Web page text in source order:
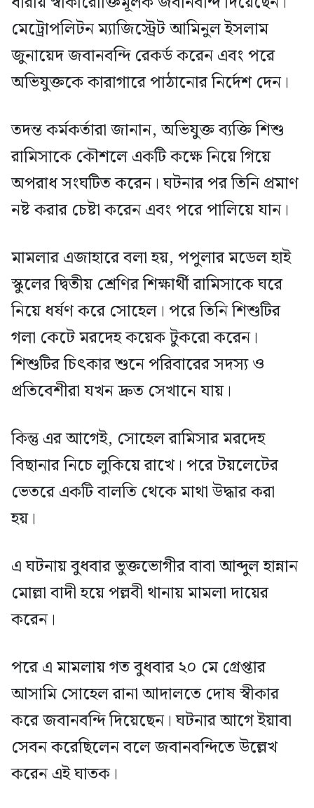
মেট্রোপলিটন ম্যাজিস্ট্রেট আমিনুল ইসলাম
জুনায়েদ জবানবন্দি রেকর্ড করেন এবং পরে
অভিযুক্তকে কারাগারে পাঠানোর নির্দেশ দেন।
তদন্ত কর্মকর্তারা জানান, অভিযুক্ত ব্যক্তি শিশু
রামিসাকে কৌশলে একটি কক্ষে নিয়ে গিয়ে
অপরাধ সংঘটিত করেন। ঘটনার পর তিনি প্রমাণ
নষ্ট করার চেষ্টা করেন এবং পরে পালিয়ে যান।
মামলার এজাহারে বলা হয়, পপুলার মডেল হাই
স্কুলের দ্বিতীয় শ্রেণির শিক্ষার্থী রামিসাকে ঘরে
নিয়ে ধর্ষণ করে সোহেল। পরে তিনি শিশুটির
গলা কেটে মরদেহ কয়েক টুকরো করেন।
শিশুটির চিৎকার শুনে পরিবারের সদস্য ও
প্রতিবেশীরা যখন দ্রুত সেখানে যায়।
কিন্তু এর আগেই, সোহেল রামিসার মরদেহ
বিছানার নিচে লুকিয়ে রাখে। পরে টয়লেটের
ভেতরে একটি বালতি থেকে মাথা উদ্ধার করা
হয়।
এ ঘটনায় বুধবার ভুক্তভোগীর বাবা আব্দুল হান্নান
মোল্লা বাদী হয়ে পল্লবী থানায় মামলা দায়ের
করেন।
পরে এ মামলায় গত বুধবার ২০ মে গ্রেপ্তার
আসামি সোহেল রানা আদালতে দোষ স্বীকার
করে জবানবন্দি দিয়েছেন। ঘটনার আগে ইয়াবা
সেবন করেছিলেন বলে জবানবন্দিতে উল্লেখ
করেন এই ঘাতক।